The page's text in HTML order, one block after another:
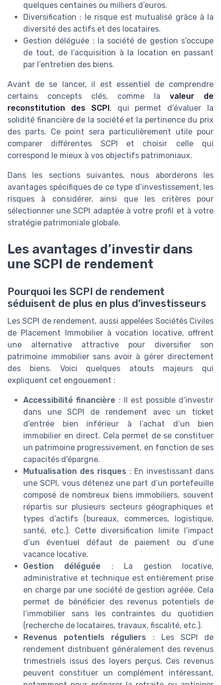
quelques centaines ou milliers d’euros.
Diversification : le risque est mutualisé grâce à la
diversité des actifs et des locataires.
Gestion déléguée : la société de gestion s’occupe
de tout, de l’acquisition à la location en passant
par l’entretien des biens.
Avant de se lancer, il est essentiel de comprendre
certains concepts clés, comme la valeur de
reconstitution des SCPI, qui permet d’évaluer la
solidité financière de la société et la pertinence du prix
des parts. Ce point sera particulièrement utile pour
comparer différentes SCPI et choisir celle qui
correspond le mieux à vos objectifs patrimoniaux.
Dans les sections suivantes, nous aborderons les
avantages spécifiques de ce type d’investissement, les
risques à considérer, ainsi que les critères pour
sélectionner une SCPI adaptée à votre profil et à votre
stratégie patrimoniale globale.
Les avantages d’investir dans
une SCPI de rendement
Pourquoi les SCPI de rendement
séduisent de plus en plus d’investisseurs
Les SCPI de rendement, aussi appelées Sociétés Civiles
de Placement Immobilier à vocation locative, offrent
une alternative attractive pour diversifier son
patrimoine immobilier sans avoir à gérer directement
des biens. Voici quelques atouts majeurs qui
expliquent cet engouement :
Accessibilité financière : Il est possible d’investir
dans une SCPI de rendement avec un ticket
d’entrée bien inférieur à l’achat d’un bien
immobilier en direct. Cela permet de se constituer
un patrimoine progressivement, en fonction de ses
capacités d’épargne.
Mutualisation des risques : En investissant dans
une SCPI, vous détenez une part d’un portefeuille
composé de nombreux biens immobiliers, souvent
répartis sur plusieurs secteurs géographiques et
types d’actifs (bureaux, commerces, logistique,
santé, etc.). Cette diversification limite l’impact
d’un éventuel défaut de paiement ou d’une
vacance locative.
Gestion déléguée : La gestion locative,
administrative et technique est entièrement prise
en charge par une société de gestion agréée. Cela
permet de bénéficier des revenus potentiels de
l’immobilier sans les contraintes du quotidien
(recherche de locataires, travaux, fiscalité, etc.).
Revenus potentiels réguliers : Les SCPI de
rendement distribuent généralement des revenus
trimestriels issus des loyers perçus. Ces revenus
peuvent constituer un complément intéressant,